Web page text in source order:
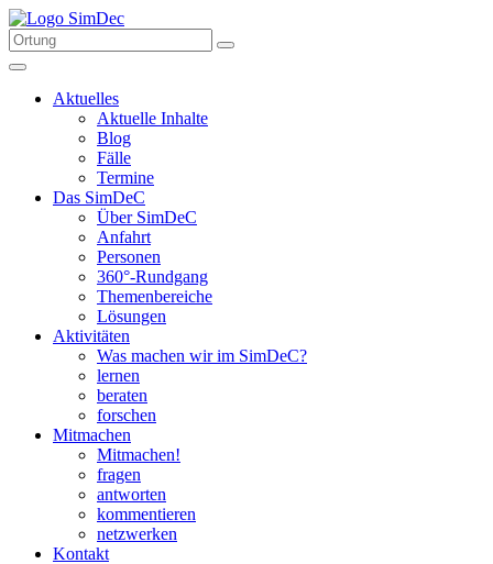
Aktuelles
Aktuelle Inhalte
Blog
Fälle
Termine
Das SimDeC
Über SimDeC
Anfahrt
Personen
360°-Rundgang
Themenbereiche
Lösungen
Aktivitäten
Was machen wir im SimDeC?
lernen
beraten
forschen
Mitmachen
Mitmachen!
fragen
antworten
kommentieren
netzwerken
Kontakt